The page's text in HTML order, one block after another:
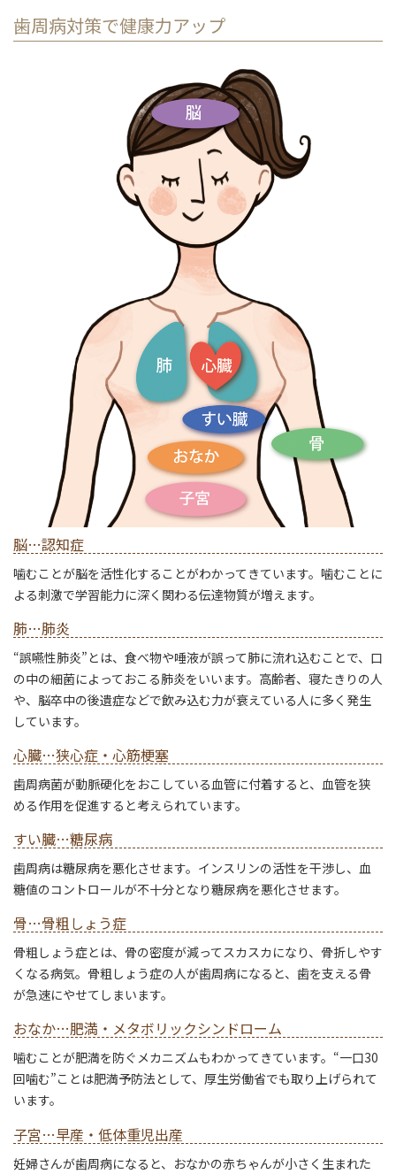
歯周病対策で健康力アップ
脳…認知症
噛むことが脳を活性化することがわかってきています。噛むことに
よる刺激で学習能力に深く関わる伝達物質が増えます。
肺…肺炎
“誤嚥性肺炎”とは、食べ物や唾液が誤って肺に流れ込むことで、口
の中の細菌によっておこる肺炎をいいます。高齢者、寝たきりの人
や、脳卒中の後遺症などで飲み込む力が衰えている人に多く発生
しています。
心臓…狭心症・心筋梗塞
歯周病菌が動脈硬化をおこしている血管に付着すると、血管を狭
める作用を促進すると考えられています。
すい臓…糖尿病
歯周病は糖尿病を悪化させます。インスリンの活性を干渉し、血
糖値のコントロールが不十分となり糖尿病を悪化させます。
骨…骨粗しょう症
骨粗しょう症とは、骨の密度が減ってスカスカになり、骨折しやす
くなる病気。骨粗しょう症の人が歯周病になると、歯を支える骨
が急速にやせてしまいます。
おなか…肥満・メタボリックシンドローム
噛むことが肥満を防ぐメカニズムもわかってきています。“一口30
回噛む”ことは肥満予防法として、厚生労働省でも取り上げられて
います。
子宮…早産・低体重児出産
妊婦さんが歯周病になると、おなかの赤ちゃんが小さく生まれた